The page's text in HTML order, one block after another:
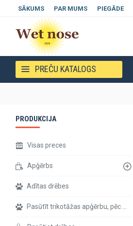
SĀKUMS PAR MUMS PIEGĀDE
PREČU KATALOGS
PRODUKCIJA
Visas preces
Apģērbs
Adītas drēbes